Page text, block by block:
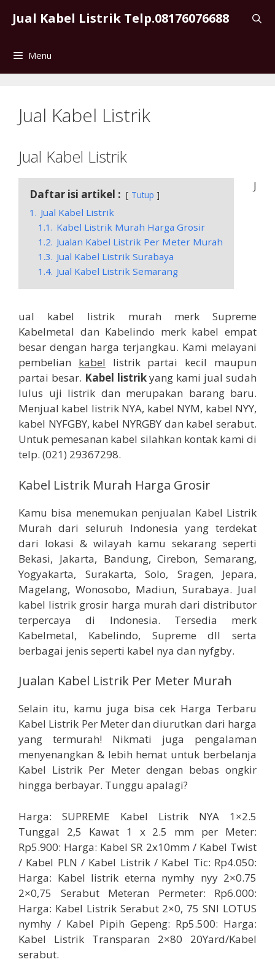
Jual Kabel Listrik Telp.08176076688
Menu
Jual Kabel Listrik
Jual Kabel Listrik
Daftar isi artikel : Tutup
1. Jual Kabel Listrik
1.1. Kabel Listrik Murah Harga Grosir
1.2. Jualan Kabel Listrik Per Meter Murah
1.3. Jual Kabel Listrik Surabaya
1.4. Jual Kabel Listrik Semarang
J
ual kabel listrik murah merk Supreme
Kabelmetal dan Kabelindo merk kabel empat
besar dengan harga terjangkau. Kami melayani
pembelian kabel listrik partai kecil maupun
partai besar. Kabel listrikyang kami jual sudah
lulus uji listrik dan merupakan barang baru.
Menjual kabel listrik NYA, kabel NYM, kabel NYY,
kabel NYFGBY, kabel NYRGBY dan kabel serabut.
Untuk pemesanan kabel silahkan kontak kami di
telp. (021) 29367298.
Kabel Listrik Murah Harga Grosir
Kamu bisa menemukan penjualan Kabel Listrik
Murah dari seluruh Indonesia yang terdekat
dari lokasi & wilayah kamu sekarang seperti
Bekasi, Jakarta, Bandung, Cirebon, Semarang,
Yogyakarta, Surakarta, Solo, Sragen, Jepara,
Magelang, Wonosobo, Madiun, Surabaya. Jual
kabel listrik grosir harga murah dari distributor
terpercaya di Indonesia. Tersedia merk
Kabelmetal, Kabelindo, Supreme dll serta
berbagai jenis seperti kabel nya dan nyfgby.
Jualan Kabel Listrik Per Meter Murah
Selain itu, kamu juga bisa cek Harga Terbaru
Kabel Listrik Per Meter dan diurutkan dari harga
yang termurah! Nikmati juga pengalaman
menyenangkan & lebih hemat untuk berbelanja
Kabel Listrik Per Meter dengan bebas ongkir
hingga berbayar. Tunggu apalagi?
Harga: SUPREME Kabel Listrik NYA 1×2.5
Tunggal 2,5 Kawat 1 x 2.5 mm per Meter:
Rp5.900: Harga: Kabel SR 2x10mm / Kabel Twist
/ Kabel PLN / Kabel Listrik / Kabel Tic: Rp4.050:
Harga: Kabel listrik eterna nymhy nyy 2×0.75
2×0,75 Serabut Meteran Permeter: Rp6.000:
Harga: Kabel Listrik Serabut 2×0, 75 SNI LOTUS
nymhy / Kabel Pipih Gepeng: Rp5.500: Harga:
Kabel Listrik Transparan 2×80 20Yard/Kabel
serabut.